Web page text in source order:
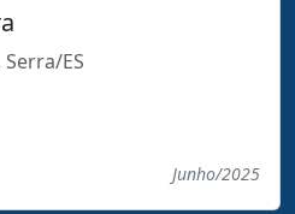
ES
Junho/2025